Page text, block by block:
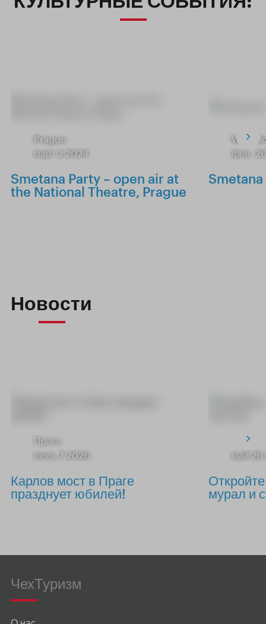
Prague
март 2 2024
Smetana Party – open air at
the National Theatre, Prague
West
фев.
Smetana
Новости
Прага
июль 7 2026
Карлов мост в Праге
празднует юбилей!
май 26
мурал и
ЧехТуризм